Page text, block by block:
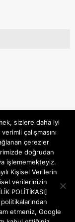
sizlere daha iyi
çalışmasını
çerezler
doğrudan
işlememekteyiz.
Kişisel Verilerin
verilerinizin
POLİTİKASI]
etmeniz, Google